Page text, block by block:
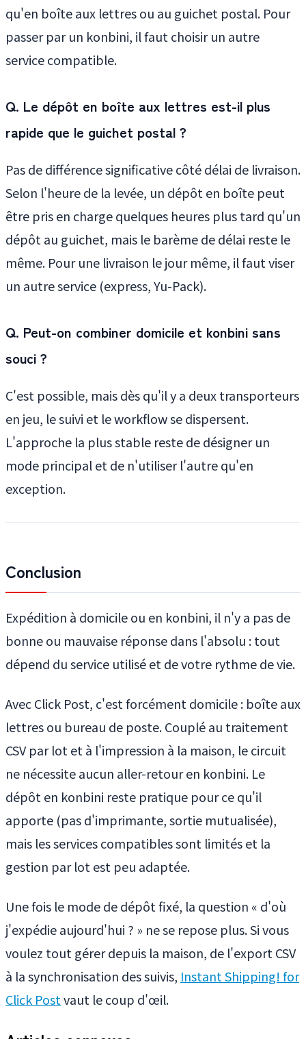
qu'en boîte aux lettres ou au guichet postal. Pour
passer par un konbini, il faut choisir un autre
service compatible.
Q. Le dépôt en boîte aux lettres est-il plus
rapide que le guichet postal ?
Pas de différence significative côté délai de livraison.
Selon l'heure de la levée, un dépôt en boîte peut
être pris en charge quelques heures plus tard qu'un
dépôt au guichet, mais le barème de délai reste le
même. Pour une livraison le jour même, il faut viser
un autre service (express, Yu-Pack).
Q. Peut-on combiner domicile et konbini sans
souci ?
C'est possible, mais dès qu'il y a deux transporteurs
en jeu, le suivi et le workflow se dispersent.
L'approche la plus stable reste de désigner un
mode principal et de n'utiliser l'autre qu'en
exception.
Conclusion
Expédition à domicile ou en konbini, il n'y a pas de
bonne ou mauvaise réponse dans l'absolu : tout
dépend du service utilisé et de votre rythme de vie.
Avec Click Post, c'est forcément domicile : boîte aux
lettres ou bureau de poste. Couplé au traitement
CSV par lot et à l'impression à la maison, le circuit
ne nécessite aucun aller-retour en konbini. Le
dépôt en konbini reste pratique pour ce qu'il
apporte (pas d'imprimante, sortie mutualisée),
mais les services compatibles sont limités et la
gestion par lot est peu adaptée.
Une fois le mode de dépôt fixé, la question « d'où
j'expédie aujourd'hui ? » ne se repose plus. Si vous
voulez tout gérer depuis la maison, de l'export CSV
à la synchronisation des suivis, Instant Shipping! for
Click Postvaut le coup d'œil.